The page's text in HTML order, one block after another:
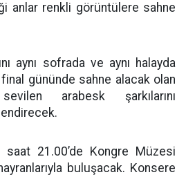
anlar renkli görüntülere sahne
aynı sofrada ve aynı halayda
gününde sahne alacak olan
arabesk şarkılarını
saat 21.00’de Kongre Müzesi
buluşacak. Konsere